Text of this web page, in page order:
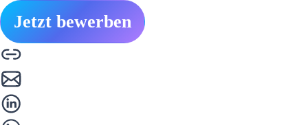
Jetzt bewerben